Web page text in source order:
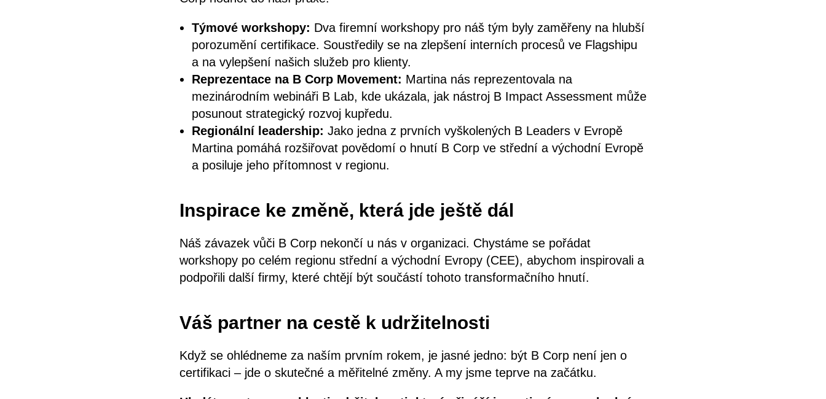
Týmové workshopy: Dva firemní workshopy pro náš tým byly zaměřeny na hlubší
porozumění certifikace. Soustředily se na zlepšení interních procesů ve Flagshipu
a na vylepšení našich služeb pro klienty.
Reprezentace na B Corp Movement: Martina nás reprezentovala na
mezinárodním webináři B Lab, kde ukázala, jak nástroj B Impact Assessment může
posunout strategický rozvoj kupředu.
Regionální leadership: Jako jedna z prvních vyškolených B Leaders v Evropě
Martina pomáhá rozšiřovat povědomí o hnutí B Corp ve střední a východní Evropě
a posiluje jeho přítomnost v regionu.
Inspirace ke změně, která jde ještě dál
Náš závazek vůči B Corp nekončí u nás v organizaci. Chystáme se pořádat
workshopy po celém regionu střední a východní Evropy (CEE), abychom inspirovali a
podpořili další firmy, které chtějí být součástí tohoto transformačního hnutí.
Váš partner na cestě k udržitelnosti
Když se ohlédneme za naším prvním rokem, je jasné jedno: být B Corp není jen o
certifikaci – jde o skutečné a měřitelné změny. A my jsme teprve na začátku.